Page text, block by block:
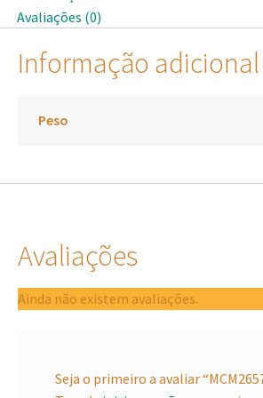
Avaliações (0)
Informação adicional
Peso
Avaliações
Ainda não existem avaliações.
Seja o primeiro a avaliar